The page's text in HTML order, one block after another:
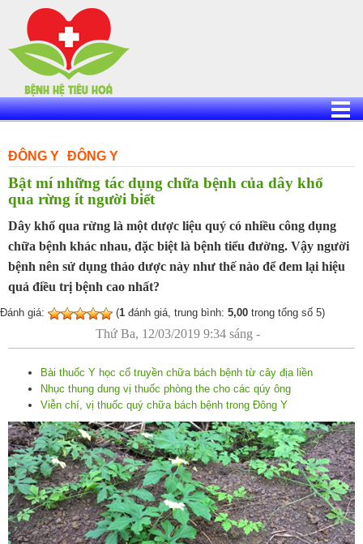
content
ĐÔNG Y ĐÔNG Y
Bật mí những tác dụng chữa bệnh của dây khổ
qua rừng ít người biết
Dây khổ qua rừng là một dược liệu quý có nhiều công dụng
chữa bệnh khác nhau, đặc biệt là bệnh tiểu đường. Vậy người
bệnh nên sử dụng thảo dược này như thế nào để đem lại hiệu
quả điều trị bệnh cao nhất?
Đánh giá: (1 đánh giá, trung bình: 5,00 trong tổng số 5)
Thứ Ba, 12/03/2019 9:34 sáng -
Bài thuốc Y học cổ truyền chữa bách bệnh từ cây địa liền
Nhục thung dung vị thuốc phòng the cho các qúy ông
Viễn chí, vị thuốc quý chữa bách bệnh trong Đông Y